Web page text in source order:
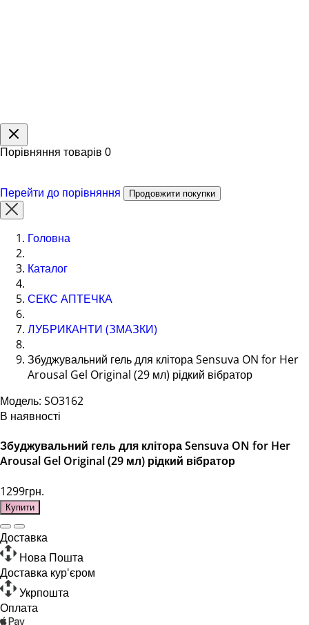
Порівняння товарів 0
Перейти до порівняння Продовжити покупки
Головна
Каталог
СЕКС АПТЕЧКА
ЛУБРИКАНТИ (ЗМАЗКИ)
Збуджувальний гель для клітора Sensuva ON for Her
Arousal Gel Original (29 мл) рідкий вібратор
Модель: SO3162
В наявності
Збуджувальний гель для клітора Sensuva ON for Her
Arousal Gel Original (29 мл) рідкий вібратор
1299грн.
Купити
Доставка
Нова Пошта
Доставка кур'єром
Укрпошта
Оплата